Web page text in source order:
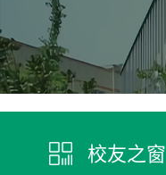
校友之窗